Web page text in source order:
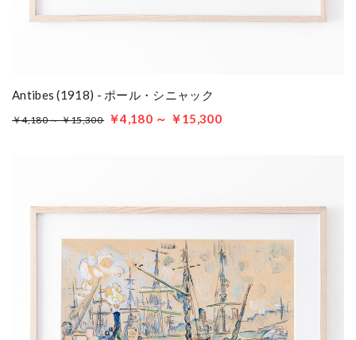
Antibes (1918) - ポール・シニャック
￥4,180 ～ ￥15,300 ￥4,180 ～ ￥15,300